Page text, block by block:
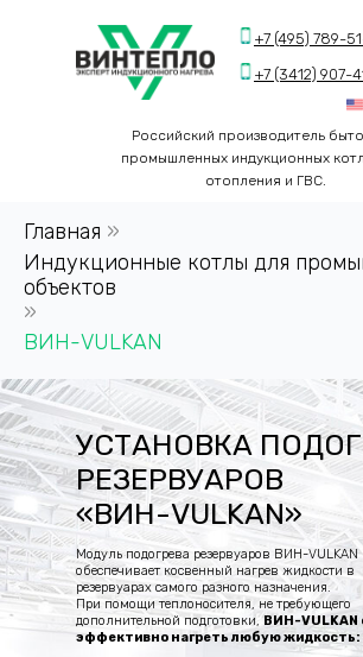
+7 (495) 789-
+7 (3412) 907-
Российский производитель
промышленных индукционных
отопления и ГВС.
Главная »
Индукционные котлы для
объектов
»
ВИН-VULKAN
УСТАНОВКА
РЕЗЕРВУАРОВ
«ВИН-VULKAN»
Модуль подогрева резервуаров ВИН-VULKAN
обеспечивает косвенный нагрев жидкости в
резервуарах самого разного назначения.
При помощи теплоносителя, не требующего
дополнительной подготовки,ВИН-VULKAN
эффективно нагреть любую жидкость: